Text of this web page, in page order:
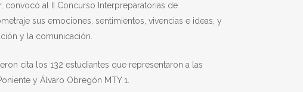
convocó al II Concurso Interpreparatorias de
sus emociones, sentimientos, vivencias e ideas, y
y la comunicación.
cita los 132 estudiantes que representaron a las
y Álvaro Obregón MTY 1.